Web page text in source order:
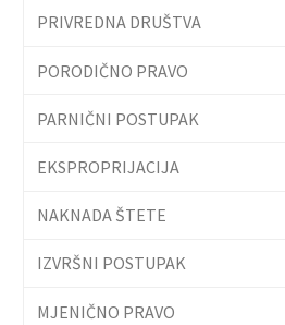
PRIVREDNA DRUŠTVA
PORODIČNO PRAVO
PARNIČNI POSTUPAK
EKSPROPRIJACIJA
NAKNADA ŠTETE
IZVRŠNI POSTUPAK
MJENIČNO PRAVO